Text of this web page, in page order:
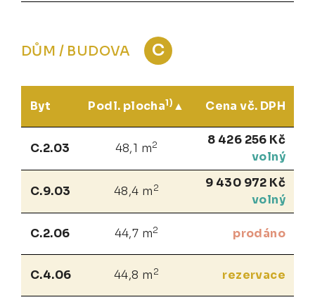
DŮM / BUDOVA C
Byt Podl. plocha1) Cena vč. DPH
C.2.03 48,1 m2
8 426 256 Kč
volný
C.9.03 48,4 m 2
9 430 972 Kč
volný
C.2.06 44,7 m2 prodáno
C.4.06 44,8 m 2 rezervace